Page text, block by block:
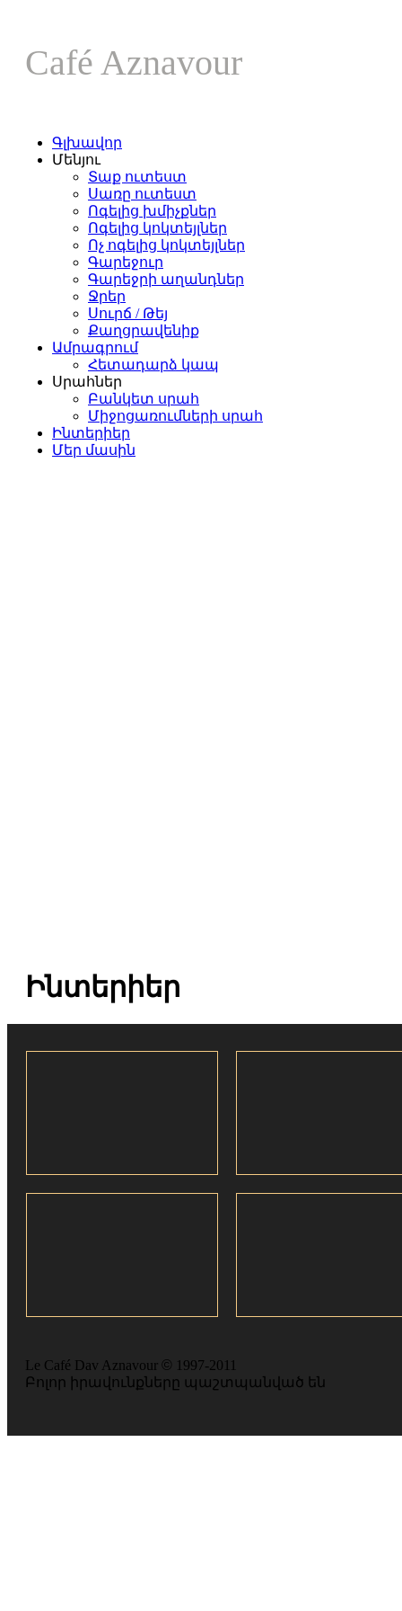
Café Aznavour
Գլխավոր
Մենյու
Տաք ուտեստ
Սառը ուտեստ
Ոգելից խմիչքներ
Ոգելից կոկտեյլներ
Ոչ ոգելից կոկտեյլներ
Գարեջուր
Գարեջրի աղանդներ
Ջրեր
Սուրճ / Թեյ
Քաղցրավենիք
Ամրագրում
Հետադարձ կապ
Սրահներ
Բանկետ սրահ
Միջոցառումների սրահ
Ինտերիեր
Մեր մասին
Ինտերիեր
Le Café Dav Aznavour© 1997-2011
Բոլոր իրավունքները պաշտպանված են